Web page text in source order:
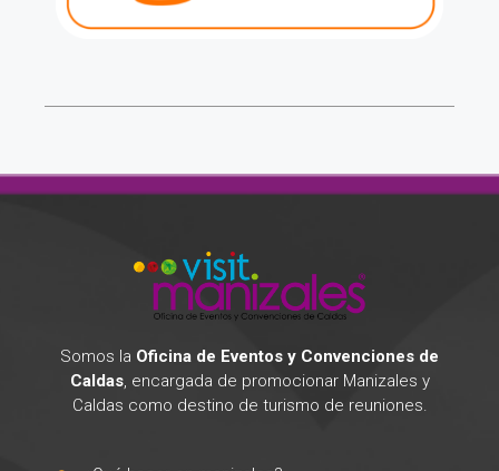
Somos la Oficina de Eventos y Convenciones de
Caldas, encargada de promocionar Manizales y
Caldas como destino de turismo de reuniones.